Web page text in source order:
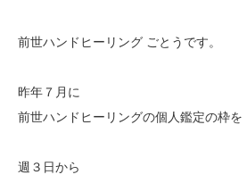
前世ハンドヒーリング ごとうです。
昨年７月に
前世ハンドヒーリングの個人鑑定の枠を
週３日から